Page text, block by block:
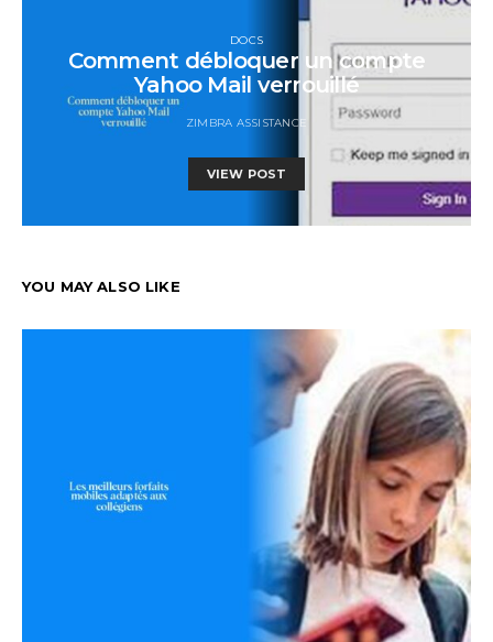
DOCS
Comment débloquer un compte
Yahoo Mail verrouillé
ZIMBRA ASSISTANCE
VIEW POST
YOU MAY ALSO LIKE